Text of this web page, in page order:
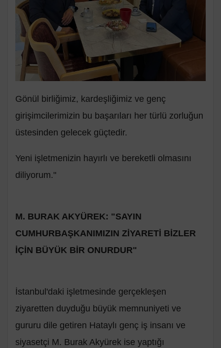
Gönül birliğimiz, kardeşliğimiz ve genç
girişimcilerimizin bu başarıları her türlü zorluğun
üstesinden gelecek güçtedir.
Yeni işletmenizin hayırlı ve bereketli olmasını
diliyorum."
M. BURAK AKYÜREK: "SAYIN
CUMHURBAŞKANIMIZIN ZİYARETİ BİZLER
İÇİN BÜYÜK BİR ONURDUR"
İstanbul'daki işletmesinde gerçekleşen
ziyaretten duyduğu büyük memnuniyeti ve
gururu dile getiren Hataylı genç iş insanı ve
siyasetçi M. Burak Akyürek ise yaptığı